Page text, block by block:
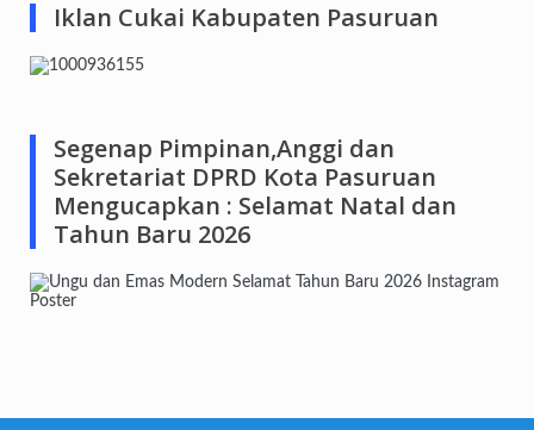
Iklan Cukai Kabupaten Pasuruan
Segenap Pimpinan,Anggi dan
Sekretariat DPRD Kota Pasuruan
Mengucapkan : Selamat Natal dan
Tahun Baru 2026